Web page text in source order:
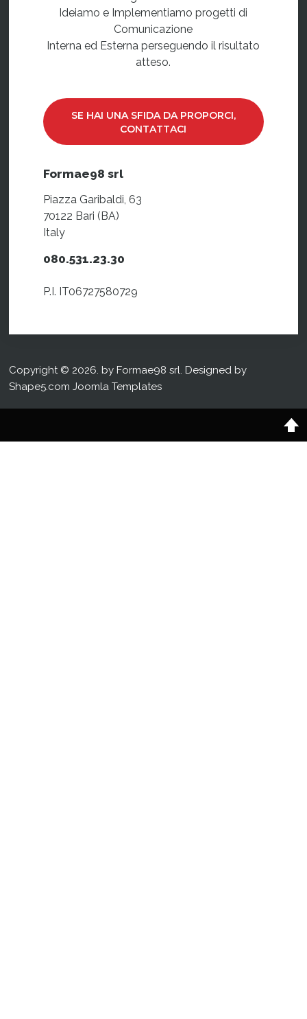
Ideiamo e Implementiamo progetti di
Comunicazione
Interna ed Esterna perseguendo il risultato
atteso.
SE HAI UNA SFIDA DA PROPORCI,
CONTATTACI
Formae98 srl
Piazza Garibaldi, 63
70122 Bari (BA)
Italy
080.531.23.30
P.I. IT06727580729
Copyright © 2026. by Formae98 srl. Designed by
Shape5.comJoomla Templates